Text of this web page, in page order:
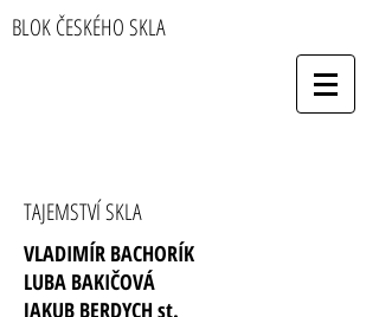
BLOK ČESKÉHO SKLA
VLADIMÍR BACHORÍK
LUBA BAKIČOVÁ
JAKUB BERDYCH st.
TAJEMSTVÍ SKLA